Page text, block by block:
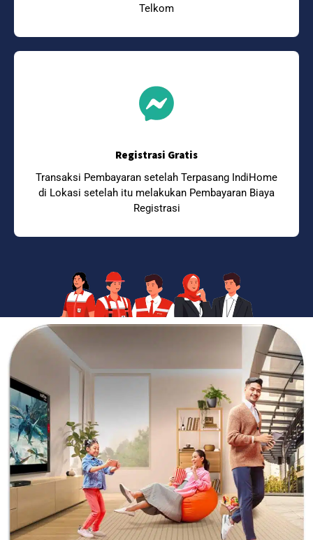
Telkom
Registrasi Gratis
Transaksi Pembayaran setelah Terpasang IndiHome
di Lokasi setelah itu melakukan Pembayaran Biaya
Registrasi